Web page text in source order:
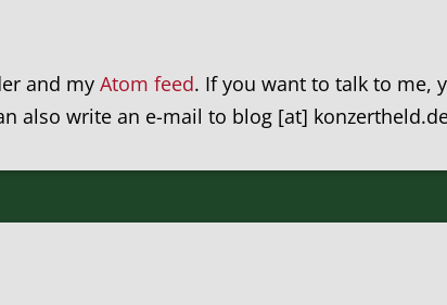
and my Atom feed. If you want to talk to me,
also write an e-mail to blog [at]